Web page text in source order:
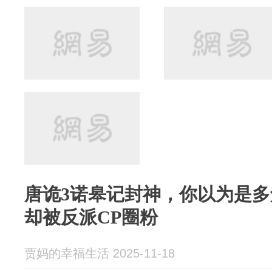
唐诡3诺皋记封神，你以为是
却被反派CP圈粉
贾妈的幸福生活 2025-11-18